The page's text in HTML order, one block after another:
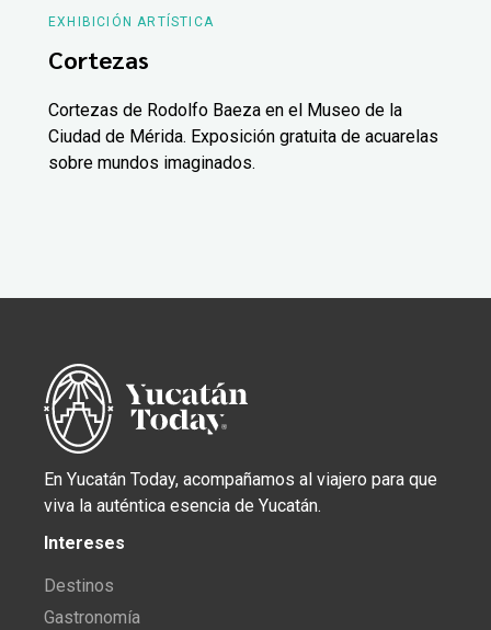
EXHIBICIÓN ARTÍSTICA
Cortezas
Cortezas de Rodolfo Baeza en el Museo de la
Ciudad de Mérida. Exposición gratuita de acuarelas
sobre mundos imaginados.
En Yucatán Today, acompañamos al viajero para que
viva la auténtica esencia de Yucatán.
Intereses
Destinos
Gastronomía